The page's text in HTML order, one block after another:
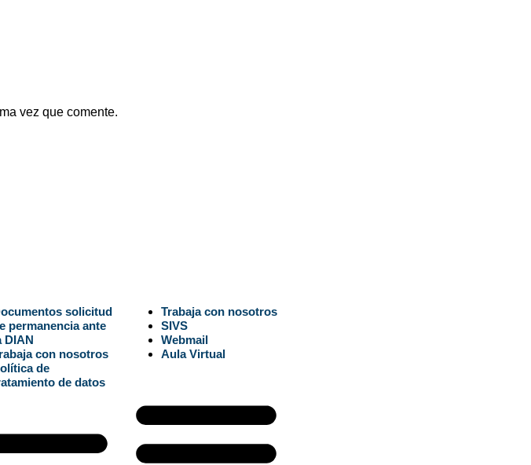
vez que comente.
solicitud
permanencia ante
DIAN
con nosotros
de
de datos
Trabaja con nosotros
SIVS
Webmail
Aula Virtual